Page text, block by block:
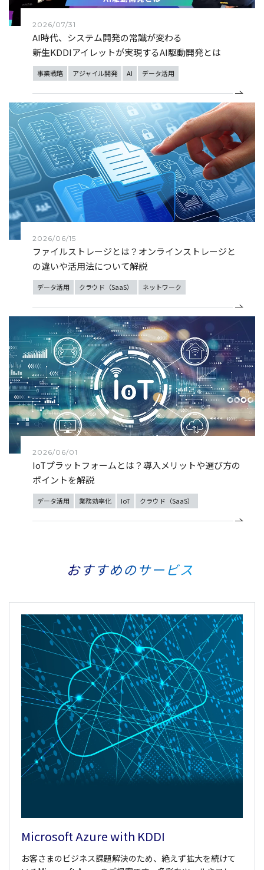
2026/07/31
AI時代、システム開発の常識が変わる
――新生KDDIアイレットが実現するAI駆動開発とは
事業戦略 アジャイル開発 AI データ活用
2026/06/15
ファイルストレージとは？オンラインストレージと
の違いや活用法について解説
データ活用 クラウド（SaaS） ネットワーク
2026/06/01
IoTプラットフォームとは？導入メリットや選び方の
ポイントを解説
データ活用 業務効率化 IoT クラウド（SaaS）
おすすめのサービス
Microsoft Azure with KDDI
お客さまのビジネス課題解決のため、絶えず拡大を続けて